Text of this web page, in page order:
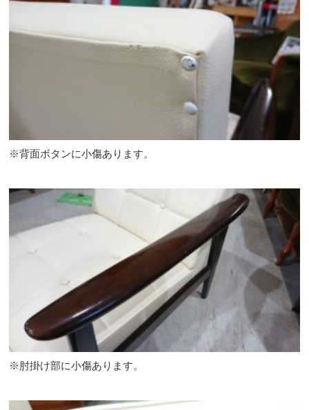
※背面ボタンに小傷あります。
※肘掛け部に小傷あります。